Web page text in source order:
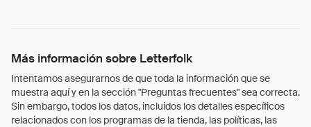
Más información sobre Letterfolk
Intentamos asegurarnos de que toda la información que se
muestra aquí y en la sección "Preguntas frecuentes" sea correcta.
Sin embargo, todos los datos, incluidos los detalles específicos
relacionados con los programas de la tienda, las políticas, las